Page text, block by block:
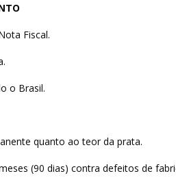
Fiscal.
o Brasil.
quanto ao teor da prata.
(90 dias) contra defeitos de